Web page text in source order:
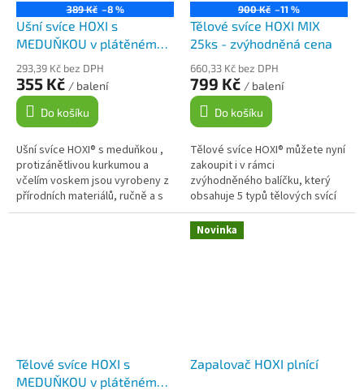
389 Kč –8 %
Ušní svíce HOXI s
MEDUŇKOU v plátěném
pytlíku 10ks
293,39 Kč bez DPH
355 Kč / balení
Do košíku
Ušní svíce HOXI® s meduňkou ,
protizánětlivou kurkumou a
včelím voskem jsou vyrobeny z
přírodních materiálů, ručně a s
láskou v České republice. Nabízí
900 Kč –11 %
Tělové svíce HOXI MIX
25ks - zvýhodněná cena
660,33 Kč bez DPH
799 Kč / balení
Do košíku
Tělové svíce HOXI® můžete nyní
zakoupit i v rámci
zvýhodněného balíčku, který
obsahuje 5 typů tělových svící
HOXI® po 5 kusech od
uvedeného typu. Tento balíček
je vhodný pro...
Tělové svíce HOXI s
MEDUŇKOU v plátěném
Novinka
Zapalovač HOXI plnící